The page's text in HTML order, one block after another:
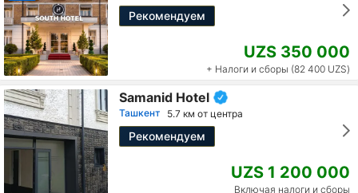
Рекомендуем
UZS 350 000
+ Налоги и сборы (82 400 UZS)
Samanid Hotel
Ташкент 5.7 км от центра
Рекомендуем
UZS 1 200 000
Включая налоги и сборы